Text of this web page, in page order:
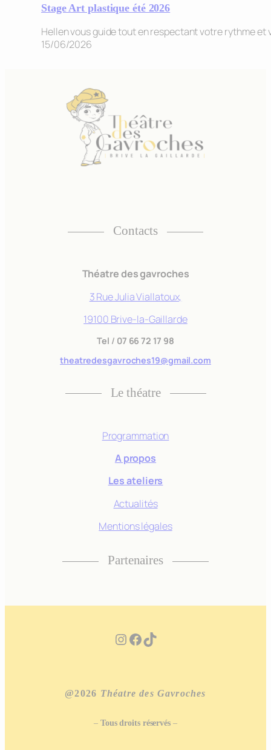
Stage Art plastique été 2026
Hellen vous guide tout en respectant votre rythme
15/06/2026
Contacts
Théatre des gavroches
3 Rue Julia Viallatoux,
19100 Brive-la-Gaillarde
Tel / 07 66 72 17 98
theatredesgavroches19@gmail.com
Le théatre
Programmation
A propos
Les ateliers
Actualités
Mentions légales
Partenaires
Instagram
Facebook
TikTok
@2026 Théatre des Gavroches
– Tous droits réservés–